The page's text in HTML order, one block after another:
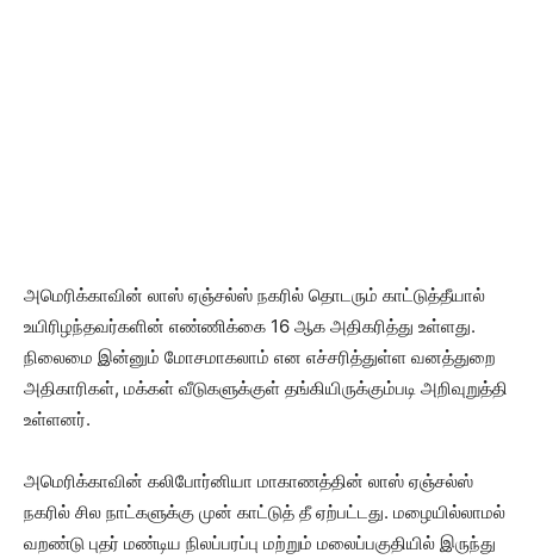
அமெரிக்காவின் லாஸ் ஏஞ்சல்ஸ் நகரில் தொடரும் காட்டுத்தீயால்
உயிரிழந்தவர்களின் எண்ணிக்கை 16 ஆக அதிகரித்து உள்ளது.
நிலைமை இன்னும் மோசமாகலாம் என எச்சரித்துள்ள வனத்துறை
அதிகாரிகள், மக்கள் வீடுகளுக்குள் தங்கியிருக்கும்படி அறிவுறுத்தி
உள்ளனர்.
அமெரிக்காவின் கலிபோர்னியா மாகாணத்தின் லாஸ் ஏஞ்சல்ஸ்
நகரில் சில நாட்களுக்கு முன் காட்டுத் தீ ஏற்பட்டது. மழையில்லாமல்
வறண்டு புதர் மண்டிய நிலப்பரப்பு மற்றும் மலைப்பகுதியில் இருந்து